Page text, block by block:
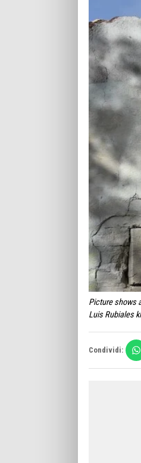
Picture shows
Luis Rubiales
Condividi: